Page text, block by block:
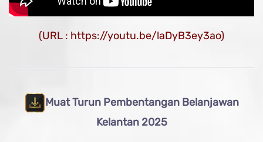
(URL : https://youtu.be/laDyB3ey3ao)
Muat Turun Pembentangan Belanjawan
Kelantan 2025